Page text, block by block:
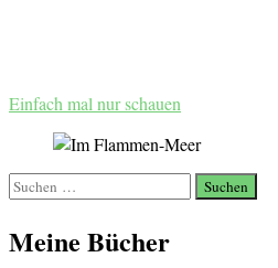
Einfach mal nur schauen
Suchen
nach:
Meine Bücher